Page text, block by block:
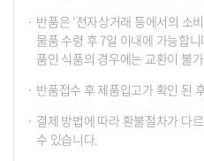
반품은 '전자상거래 등에서의 소
물품 수령 후 7일 이내에 가능합
품인 식품의 경우에는 교환이 불
반품접수 후 제품입고가 확인 된
결제 방법에 따라 환불절차가 다
수 있습니다.